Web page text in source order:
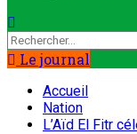
Le journal
Accueil
Nation
L’Aïd El Fitr